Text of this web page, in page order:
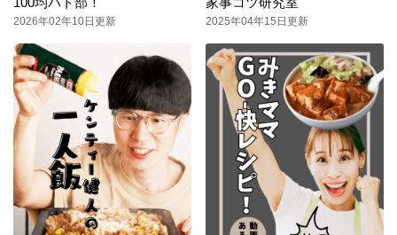
2026年02年10日更新 2025年04年15日更新